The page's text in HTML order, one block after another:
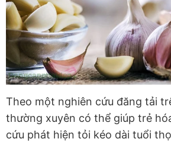
Theo một nghiên cứu đăng tải
thường xuyên có thể giúp trẻ
cứu phát hiện tỏi kéo dài tuổi